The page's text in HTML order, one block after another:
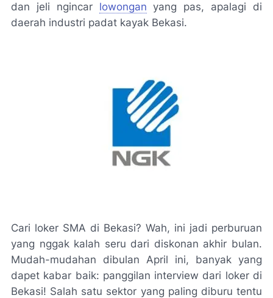
dan jeli ngincar lowongan yang pas, apalagi di
daerah industri padat kayak Bekasi.
Cari loker SMA di Bekasi? Wah, ini jadi perburuan
yang nggak kalah seru dari diskonan akhir bulan.
Mudah-mudahan dibulan April ini, banyak yang
dapet kabar baik: panggilan interview dari loker di
Bekasi! Salah satu sektor yang paling diburu tentu